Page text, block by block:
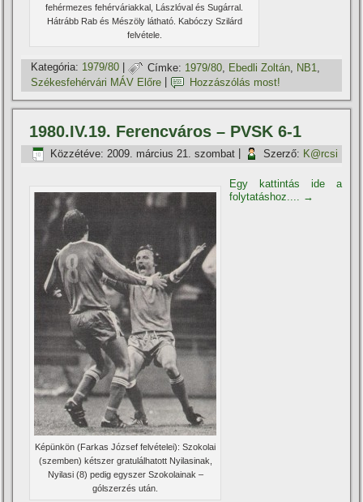
fehérmezes fehérváriakkal, Lászlóval és Sugárral.
Hátrább Rab és Mészöly látható. Kabóczy Szilárd
felvétele.
Kategória: 1979/80 | Címke: 1979/80 Ebedli Zoltán NB1
Székesfehérvári MÁV Előre
Hozzászólás most!
1980.IV.19. Ferencváros – PVSK 6-1
Közzétéve: 2009. március 21. szombat Szerző: K@rcsi
Képünkön (Farkas József felvételei): Szokolai
(szemben) kétszer gratulálhatott Nyilasinak,
Nyilasi (8) pedig egyszer Szokolainak –
gólszerzés után.
Egy kattintás ide a
folytatáshoz.... →